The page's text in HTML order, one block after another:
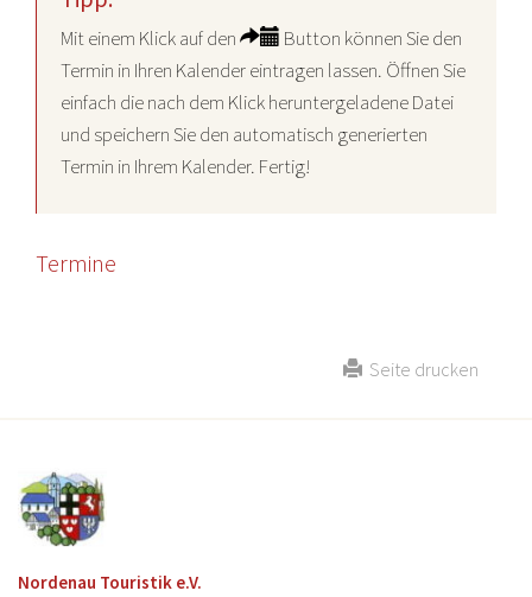
Mit einem Klick auf den
Button können Sie den
Termin in Ihren Kalender eintragen lassen. Öffnen Sie
einfach die nach dem Klick heruntergeladene Datei
und speichern Sie den automatisch generierten
Termin in Ihrem Kalender. Fertig!
Termine
Seite drucken
Nordenau Touristik e.V.